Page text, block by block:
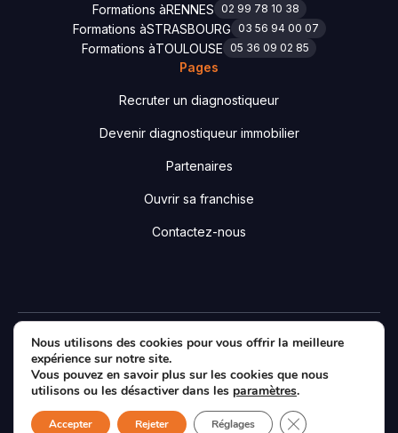
Formations àRENNES 02 99 78 10 38
Formations àSTRASBOURG 03 56 94 00 07
Formations àTOULOUSE 05 36 09 02 85
Pages
Recruter un diagnostiqueur
Devenir diagnostiqueur immobilier
Partenaires
Ouvrir sa franchise
Contactez-nous
Designé & développé parAgence Essentiel|Mentions
légales|Politique de confidentialité| Plan du site
Facebook
LinkedIn
X
Nous utilisons des cookies pour vous offrir la meilleure
expérience sur notre site.
Vous pouvez en savoir plus sur les cookies que nous
utilisons ou les désactiver dans les paramètres.
Accepter Rejeter Réglages Fermer la